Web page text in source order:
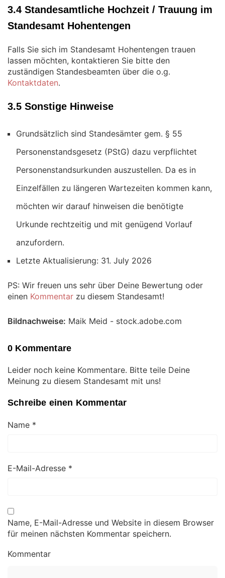
3.4 Standesamtliche Hochzeit / Trauung im
Standesamt Hohentengen
Falls Sie sich im Standesamt Hohentengen trauen
lassen möchten, kontaktieren Sie bitte den
zuständigen Standesbeamten über die o.g.
Kontaktdaten.
3.5 Sonstige Hinweise
Grundsätzlich sind Standesämter gem. § 55
Personenstandsgesetz (PStG) dazu verpflichtet
Personenstandsurkunden auszustellen. Da es in
Einzelfällen zu längeren Wartezeiten kommen kann,
möchten wir darauf hinweisen die benötigte
Urkunde rechtzeitig und mit genügend Vorlauf
anzufordern.
Letzte Aktualisierung: 31. July 2026
PS: Wir freuen uns sehr über Deine Bewertung oder
einen Kommentar zu diesem Standesamt!
Bildnachweise: Maik Meid - stock.adobe.com
0 Kommentare
Leider noch keine Kommentare. Bitte teile Deine
Meinung zu diesem Standesamt mit uns!
Schreibe einen Kommentar
Name *
E-Mail-Adresse *
Name, E-Mail-Adresse und Website in diesem Browser
für meinen nächsten Kommentar speichern.
Kommentar